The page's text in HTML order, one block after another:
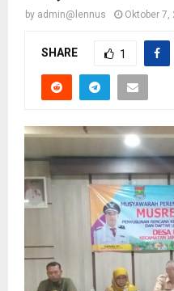
by admin@lennus Oktober 7,
SHARE 1